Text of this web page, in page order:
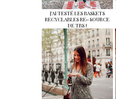
J'AI TESTÉ LES BASKETS
RECYCLABLES RE<-SOURCE
DE TBS !